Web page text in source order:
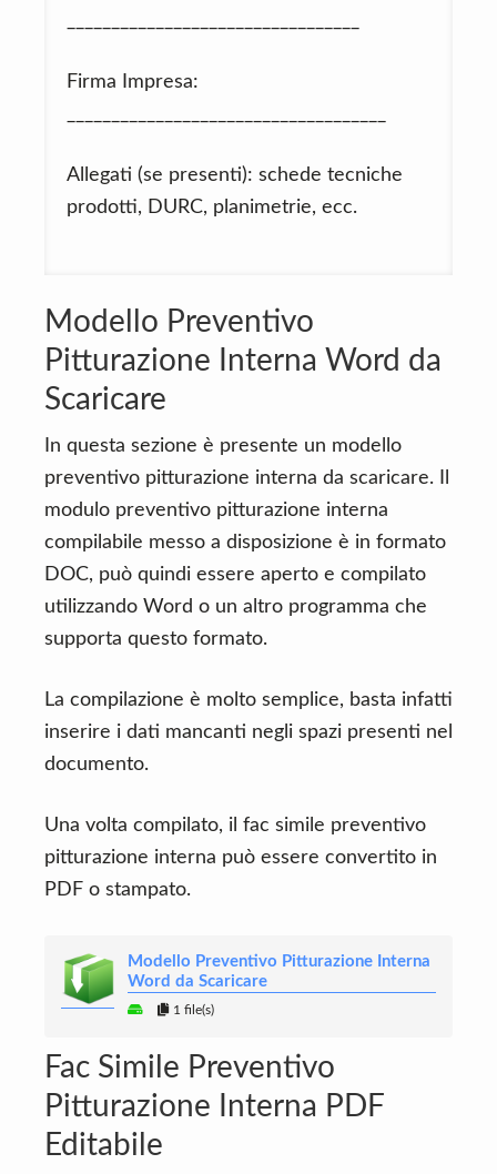
Firma Impresa:
Allegati (se presenti): schede tecniche
prodotti, DURC, planimetrie, ecc.
Modello Preventivo
Pitturazione Interna Word da
Scaricare
In questa sezione è presente un modello
preventivo pitturazione interna da scaricare. Il
modulo preventivo pitturazione interna
compilabile messo a disposizione è in formato
DOC, può quindi essere aperto e compilato
utilizzando Word o un altro programma che
supporta questo formato.
La compilazione è molto semplice, basta infatti
inserire i dati mancanti negli spazi presenti nel
documento.
Una volta compilato, il fac simile preventivo
pitturazione interna può essere convertito in
PDF o stampato.
Modello Preventivo Pitturazione Interna
Word da Scaricare
1 file(s)
Fac Simile Preventivo
Pitturazione Interna PDF
Editabile